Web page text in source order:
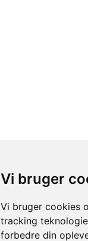
Vi bruger
Vi bruger cookies
tracking
forbedre din